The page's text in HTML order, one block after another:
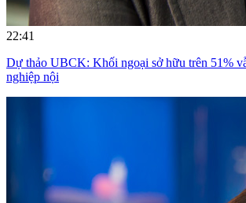
22:41
Dự thảo UBCK: Khối ngoại sở hữu trên 51%
nghiệp nội